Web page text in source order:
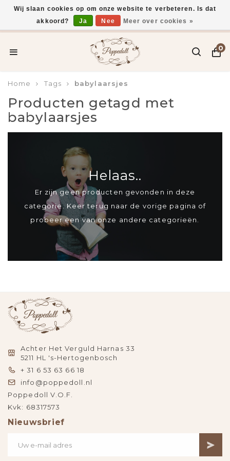
Voor 15:00 uur besteld, vandaag verzonden*
0
Home Tags babylaarsjes
Producten getagd met
babylaarsjes
Helaas..
Er zijn geen producten gevonden in deze
categorie. Keer terug naar de vorige pagina of
probeer een van onze andere categorieën.
Achter Het Verguld Harnas 33
5211 HL 's-Hertogenbosch
+ 31 6 53 63 66 18
info@poppedoll.nl
Poppedoll V.O.F.
Kvk: 68317573
Nieuwsbrief
Wij slaan cookies op om onze website te verbeteren. Is dat
akkoord?
Ja Nee Meer over cookies »